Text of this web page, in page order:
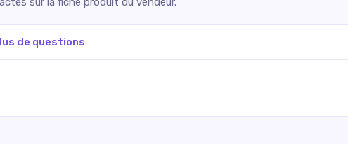
de questions